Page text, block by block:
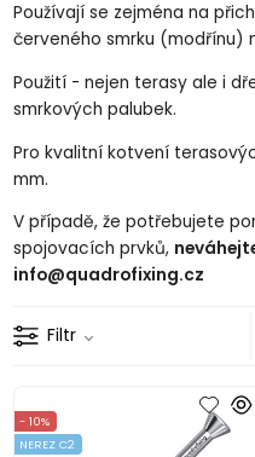
Používají se zejména na
červeného smrku
Použití - nejen terasy ale i
smrkových palubek.
Pro kvalitní kotvení
mm.
V případě, že potřebujete
spojovacích prvků,
info@quadrofixing.cz
Filtr
- 10%
NEREZ C2